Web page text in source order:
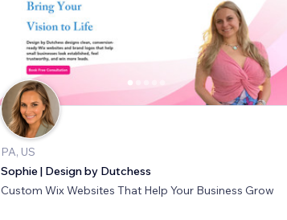
PA, US
Sophie | Design by Dutchess
Custom Wix Websites That Help Your Business Grow